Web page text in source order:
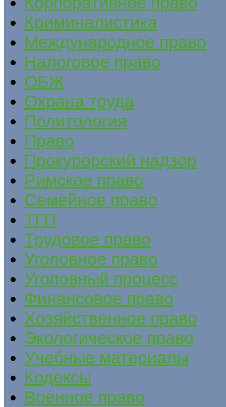
Криминалистика
Международное право
Налоговое право
ОБЖ
Охрана труда
Политология
Право
Прокурорский надзор
Римское право
Семейное право
ТГП
Трудовое право
Уголовное право
Уголовный процесс
Финансовое право
Хозяйственное право
Экологическое право
Учебные материалы
Кодексы
Военное право